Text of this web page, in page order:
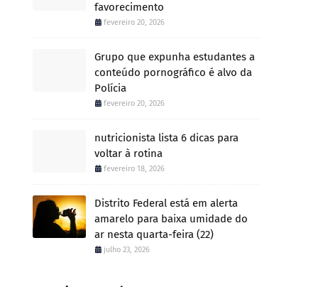
favorecimento
fevereiro 20, 2026
Grupo que expunha estudantes a
conteúdo pornográfico é alvo da
Polícia
fevereiro 20, 2026
nutricionista lista 6 dicas para
voltar à rotina
fevereiro 18, 2026
Distrito Federal está em alerta
amarelo para baixa umidade do
ar nesta quarta-feira (22)
julho 23, 2026